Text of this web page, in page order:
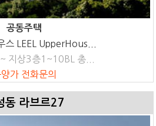
공동주택
스 LEEL UpperHous...
지상3층1~10BL 총...
가 전화문의
동 라브르27